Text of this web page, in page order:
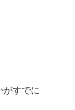
がすでに